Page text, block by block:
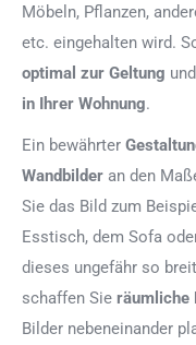
Möbeln, Pflanzen,
etc. eingehalten wird.
optimal zur Geltung
in Ihrer Wohnung.
Ein bewährter
Wandbilder an den
Sie das Bild zum
Esstisch, dem Sofa
dieses ungefähr so
schaffen Sie räumliche
Bilder nebeneinander